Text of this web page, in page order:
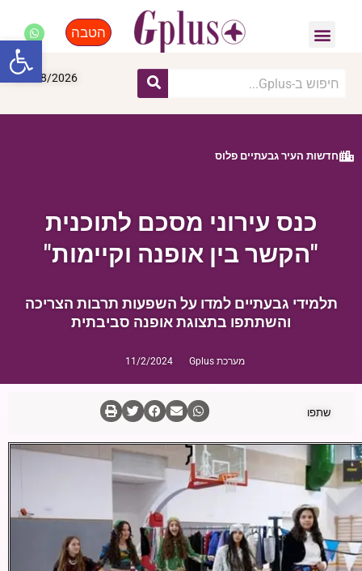
הטבה
07/08/2026
חדשות העיר גבעתיים פלוס
כנס עירוני מסכם לתוכנית
"הקשר בין אופנה וקיימות"
תלמידי גבעתיים למדו על השפעות תרבות הצריכה
והשתתפו בתצוגת אופנה סביבתית
מערכת Gplus 11/2/2024
שתפו
פתח